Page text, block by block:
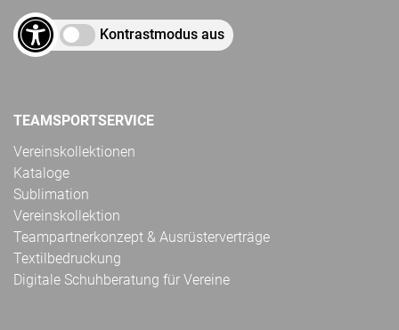
Kontrastmodus aus
TEAMSPORTSERVICE
Vereinskollektionen
Kataloge
Sublimation
Vereinskollektion
Teampartnerkonzept & Ausrüsterverträge
Textilbedruckung
Digitale Schuhberatung für Vereine